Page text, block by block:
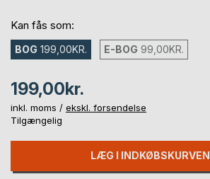
Kan fås som:
BOG 199,00KR. E-BOG 99,00KR.
199,00kr.
inkl. moms / ekskl. forsendelse
Tilgængelig
LÆG I INDKØBSKURVEN